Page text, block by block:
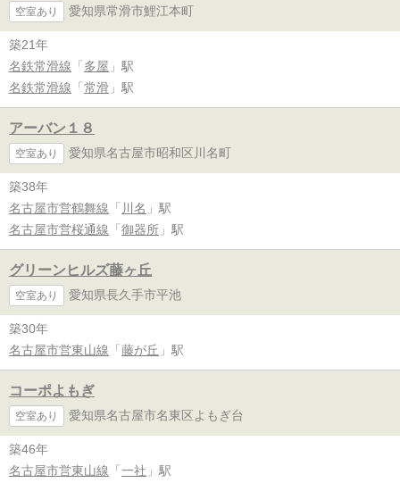
空室あり 愛知県常滑市鯉江本町
築21年
名鉄常滑線 「 多屋 」駅
名鉄常滑線 「 常滑 」駅
アーバン１８
空室あり 愛知県名古屋市昭和区川名町
築38年
名古屋市営鶴舞線 「 川名 」駅
名古屋市営桜通線 「 御器所 」駅
グリーンヒルズ藤ヶ丘
空室あり 愛知県長久手市平池
築30年
名古屋市営東山線 「 藤が丘 」駅
コーポよもぎ
空室あり 愛知県名古屋市名東区よもぎ台
築46年
名古屋市営東山線 「 一社 」駅